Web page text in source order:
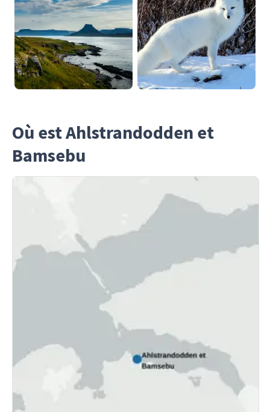
Où est Ahlstrandodden et
Bamsebu